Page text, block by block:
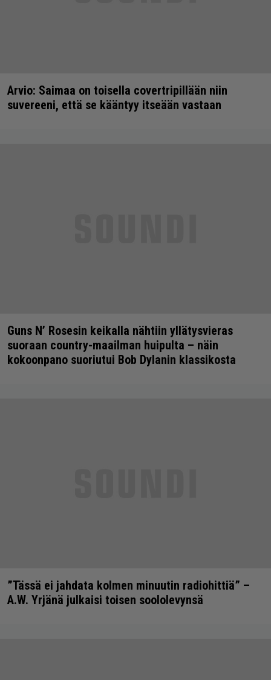
Arvio: Saimaa on toisella covertripillään niin
suvereeni, että se kääntyy itseään vastaan
Guns N’ Rosesin keikalla nähtiin yllätysvieras
suoraan country-maailman huipulta – näin
kokoonpano suoriutui Bob Dylanin klassikosta
”Tässä ei jahdata kolmen minuutin radiohittiä” –
A.W. Yrjänä julkaisi toisen soololevynsä